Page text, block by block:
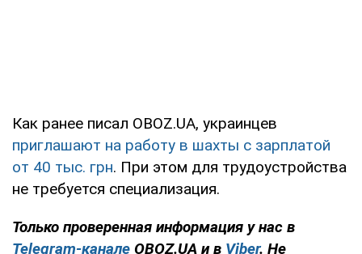
Как ранее писал OBOZ.UA, украинцев
приглашают на работу в шахты с зарплатой
от 40 тыс. грн. При этом для трудоустройства
не требуется специализация.
Только проверенная информация у нас в
Telegram-канале OBOZ.UA и в Viber. Не